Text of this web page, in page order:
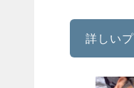
詳しい